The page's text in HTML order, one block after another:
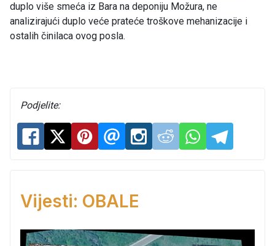
duplo više smeća iz Bara na deponiju Možura, ne
analizirajući duplo veće prateće troškove mehanizacije i
ostalih činilaca ovog posla.
Podjelite:
Vijesti: OBALE